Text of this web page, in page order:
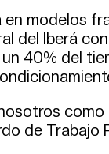
modelos
del Iberá
40% del
de